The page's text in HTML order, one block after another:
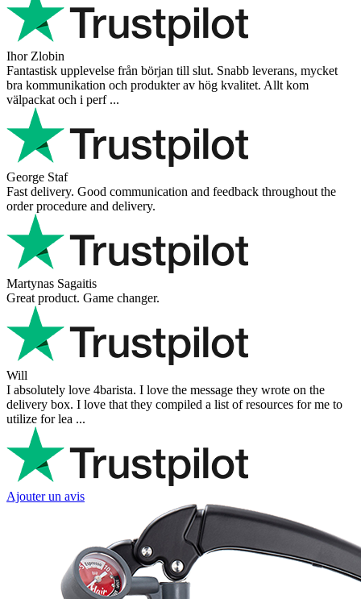
Ihor Zlobin
Fantastisk upplevelse från början till slut. Snabb leverans, mycket
bra kommunikation och produkter av hög kvalitet. Allt kom
välpackat och i perf ...
George Staf
Fast delivery. Good communication and feedback throughout the
order procedure and delivery.
Martynas Sagaitis
Great product. Game changer.
Will
I absolutely love 4barista. I love the message they wrote on the
delivery box. I love that they compiled a list of resources for me to
utilize for lea ...
Ajouter un avis